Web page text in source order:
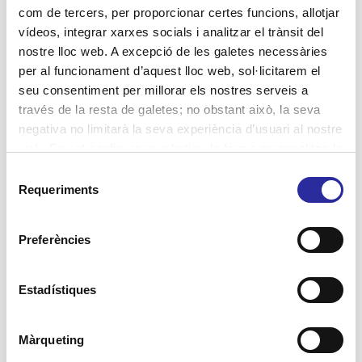
com de tercers, per proporcionar certes funcions, allotjar
vídeos, integrar xarxes socials i analitzar el trànsit del
nostre lloc web. A excepció de les galetes necessàries
per al funcionament d’aquest lloc web, sol·licitarem el
seu consentiment per millorar els nostres serveis a
través de la resta de galetes; no obstant això, la seva
negativa no limitarà la seva experiència d’usuari al nostre
consultar la nostra
Requeriments
Preferències
Estadístiques
Màrqueting
la qualitat dels serveis
d’atenció a persones
Apostem per un model de supervisió de la
qualitat dels serveis d'atenció assistencial,
com el CQC, organisme regulador públic i
independent del Regne Unit